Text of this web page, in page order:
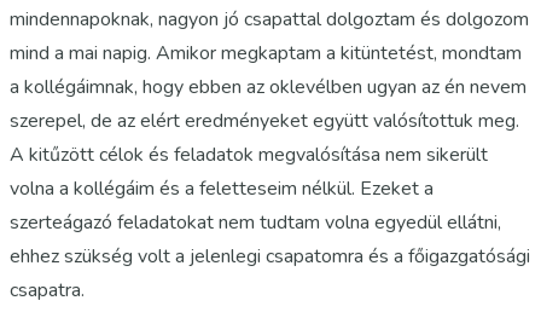
mindennapoknak, nagyon jó csapattal dolgoztam és dolgozom
mind a mai napig. Amikor megkaptam a kitüntetést, mondtam
a kollégáimnak, hogy ebben az oklevélben ugyan az én nevem
szerepel, de az elért eredményeket együtt valósítottuk meg.
A kitűzött célok és feladatok megvalósítása nem sikerült
volna a kollégáim és a feletteseim nélkül. Ezeket a
szerteágazó feladatokat nem tudtam volna egyedül ellátni,
ehhez szükség volt a jelenlegi csapatomra és a főigazgatósági
csapatra.